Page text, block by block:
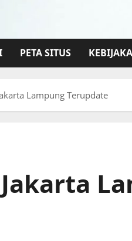
PETA SITUS
Lampung Terupdate